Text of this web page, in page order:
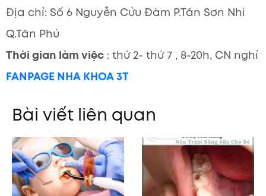
Địa chỉ: Số 6 Nguyễn Cửu Đàm P.Tân Sơn Nhì
Q.Tân Phú
Thời gian làm việc: thứ 2- thứ 7 , 8-20h, CN nghỉ
FANPAGE NHA KHOA 3T
Bài viết liên quan